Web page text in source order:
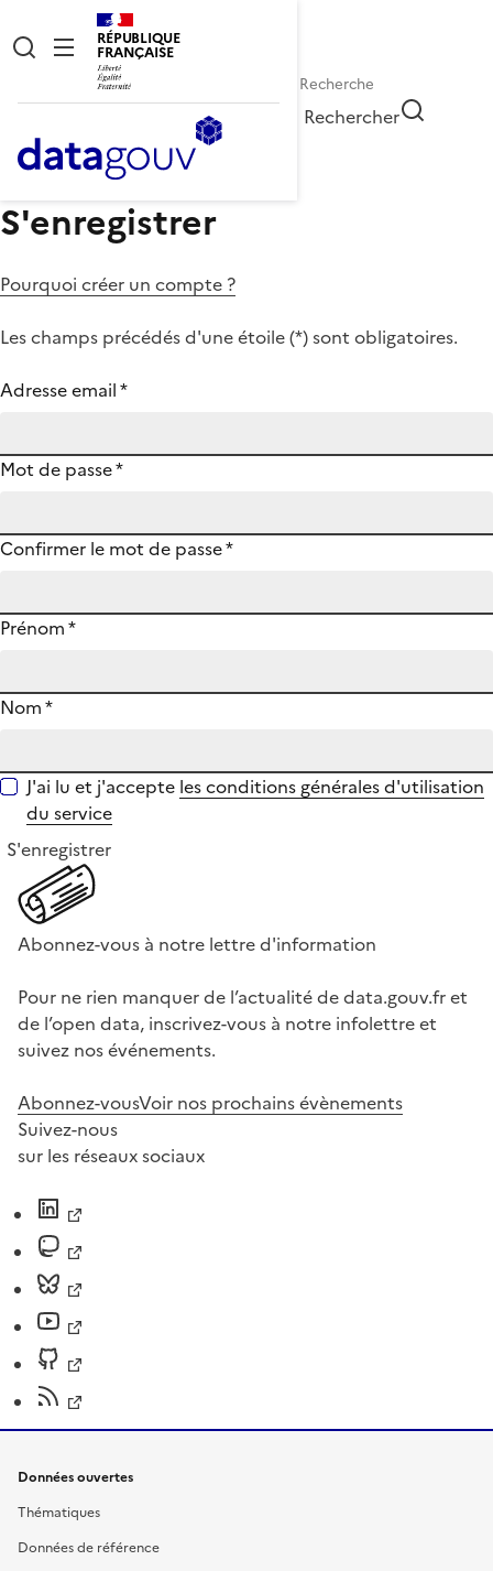
RÉPUBLIQUE
FRANÇAISE
Rechercher
S'enregistrer
Pourquoi créer un compte ?
Les champs précédés d'une étoile (*) sont obligatoires.
Adresse email*
Mot de passe*
Confirmer le mot de passe*
Prénom*
Nom*
J'ai lu et j'accepte les conditions générales d'utilisation
du service
S'enregistrer
Abonnez-vous à notre lettre d'information
Pour ne rien manquer de l’actualité de data.gouv.fr et
de l’open data, inscrivez-vous à notre infolettre et
suivez nos événements.
Abonnez-vousVoir nos prochains évènements
Suivez-nous
sur les réseaux sociaux
Données ouvertes
Thématiques
Données de référence